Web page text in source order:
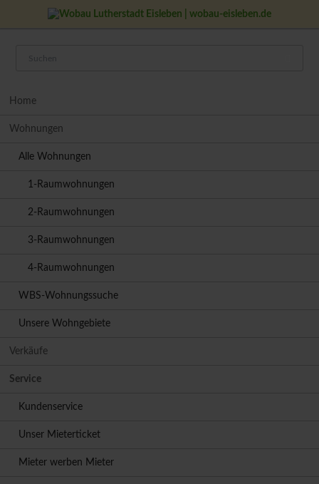
Home
Wohnungen
Alle Wohnungen
1-Raumwohnungen
2-Raumwohnungen
3-Raumwohnungen
4-Raumwohnungen
WBS-Wohnungssuche
Unsere Wohngebiete
Verkäufe
Service
Kundenservice
Unser Mieterticket
Mieter werben Mieter